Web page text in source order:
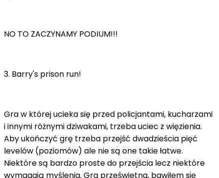
NO TO ZACZYNAMY PODIUM!!!
3. Barry's prison run!
Gra w której ucieka się przed policjantami, kucharzami
i innymi różnymi dziwakami, trzeba uciec z więzienia.
Aby ukończyć grę trzeba przejść dwadzieścia pięć
levelów (poziomów) ale nie są one takie łatwe.
Niektóre są bardzo proste do przejścia lecz niektóre
wymagają myślenia. Gra prześwietna, bawiłem się